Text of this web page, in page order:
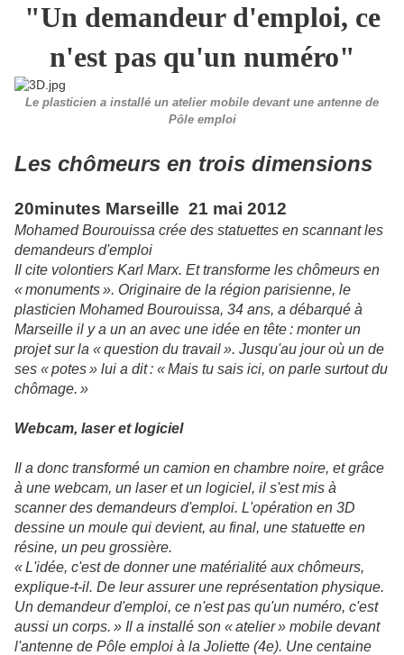
"Un demandeur d'emploi, ce
n'est pas qu'un numéro"
Le plasticien a installé un atelier mobile devant une antenne de
Pôle emploi
Les chômeurs en trois dimensions
20minutes Marseille 21 mai 2012
Mohamed Bourouissa crée des statuettes en scannant les
demandeurs d'emploi
Il cite volontiers Karl Marx. Et transforme les chômeurs en
« monuments ». Originaire de la région parisienne, le
plasticien Mohamed Bourouissa, 34 ans, a débarqué à
Marseille il y a un an avec une idée en tête : monter un
projet sur la « question du travail ». Jusqu'au jour où un de
ses « potes » lui a dit : « Mais tu sais ici, on parle surtout du
chômage. »
Webcam, laser et logiciel
Il a donc transformé un camion en chambre noire, et grâce
à une webcam, un laser et un logiciel, il s'est mis à
scanner des demandeurs d'emploi. L'opération en 3D
dessine un moule qui devient, au final, une statuette en
résine, un peu grossière.
« L'idée, c'est de donner une matérialité aux chômeurs,
explique-t-il. De leur assurer une représentation physique.
Un demandeur d'emploi, ce n'est pas qu'un numéro, c'est
aussi un corps. » Il a installé son « atelier » mobile devant
l'antenne de Pôle emploi à la Joliette (4e). Une centaine